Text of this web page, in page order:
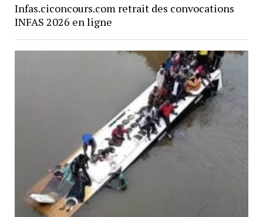
Infas.ciconcours.com retrait des convocations
INFAS 2026 en ligne